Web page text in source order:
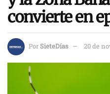
convierte en
PorSieteDías 20 de